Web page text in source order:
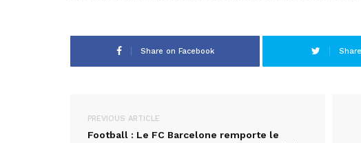
Share on Facebook
PREVIOUS ARTICLE
Football : Le FC Barcelone remporte le